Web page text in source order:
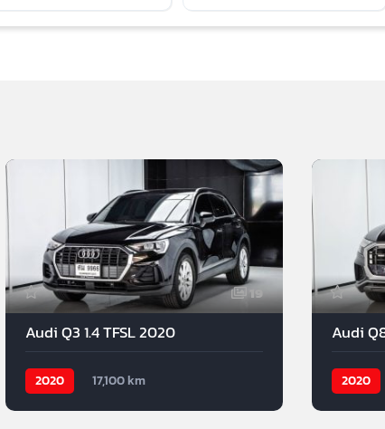
19
Audi Q3 1.4 TFSL 2020
2020 17,100 km
Audi
2020